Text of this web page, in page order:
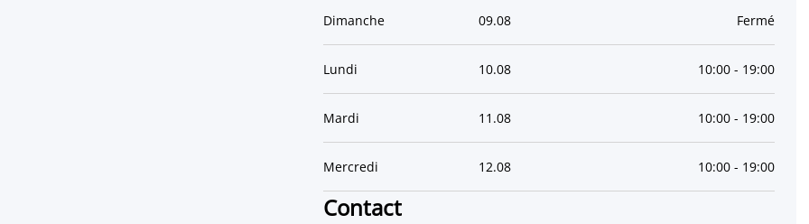
Dimanche 09.08 Fermé
Lundi 10.08 10:00 - 19:00
Mardi 11 .08 10:00 - 19:00
Mercredi 12.08 10:00 - 19:00
Contact